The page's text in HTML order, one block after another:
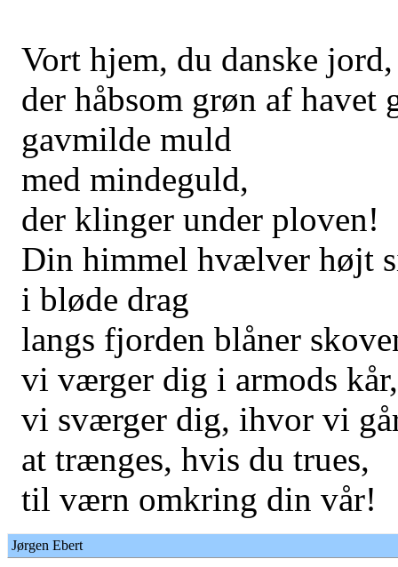
Vort hjem, du danske jord,
der håbsom grøn af havet
gavmilde muld
med mindeguld,
der klinger under ploven!
Din himmel hvælver højt
i bløde drag
langs fjorden blåner
vi værger dig i armods kår,
vi sværger dig, ihvor vi
at trænges, hvis du trues,
til værn omkring din vår!
Jørgen Ebert